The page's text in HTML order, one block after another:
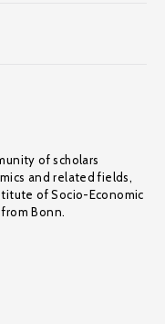
of scholars
and related fields,
of Socio-Economic
Bonn.